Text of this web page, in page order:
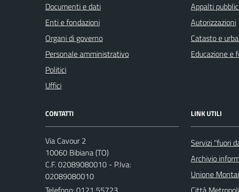
Documenti e dati
Enti e fondazioni
Organi di governo
Personale amministrativo
Politici
Uffici
Appalti
Autorizzazioni
Catasto e
Educazione e
CONTATTI
Via Cavour 2
10060 Bibiana (TO)
C.F. 02089080010 - P.Iva:
02089080010
LINK UTILI
Servizi "fuori
Archivio
Unione